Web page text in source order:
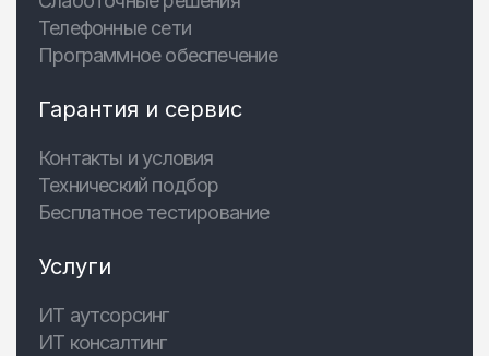
Телефонные сети
Программное обеспечение
Гарантия и сервис
Контакты и условия
Технический подбор
Бесплатное тестирование
Услуги
ИТ аутсорсинг
ИТ консалтинг